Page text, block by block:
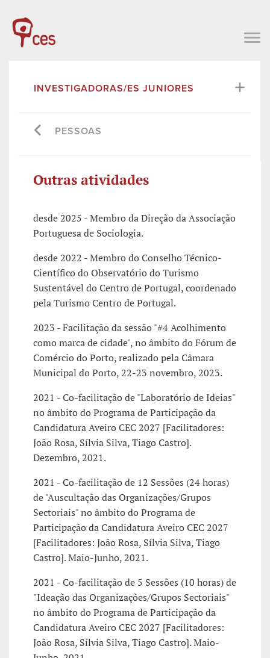
INVESTIGADORAS/ES JUNIORES
PESSOAS
Outras atividades
desde 2025 - Membro da Direção da Associação
Portuguesa de Sociologia.
desde 2022 - Membro do Conselho Técnico-
Científico do Observatório do Turismo
Sustentável do Centro de Portugal, coordenado
pela Turismo Centro de Portugal.
2023 - Facilitação da sessão "#4 Acolhimento
como marca de cidade", no âmbito do Fórum de
Comércio do Porto, realizado pela Câmara
Municipal do Porto, 22-23 novembro, 2023.
2021 - Co-facilitação de "Laboratório de Ideias"
no âmbito do Programa de Participação da
Candidatura Aveiro CEC 2027 [Facilitadores:
João Rosa, Sílvia Silva, Tiago Castro].
Dezembro, 2021.
2021 - Co-facilitação de 12 Sessões (24 horas)
de "Auscultação das Organizações/Grupos
Sectoriais" no âmbito do Programa de
Participação da Candidatura Aveiro CEC 2027
[Facilitadores: João Rosa, Sílvia Silva, Tiago
Castro]. Maio-Junho, 2021.
2021 - Co-facilitação de 5 Sessões (10 horas) de
"Ideação das Organizações/Grupos Sectoriais"
no âmbito do Programa de Participação da
Candidatura Aveiro CEC 2027 [Facilitadores:
João Rosa, Sílvia Silva, Tiago Castro]. Maio-